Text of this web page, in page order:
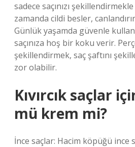
sadece saçınızı
zamanda cildi besler,
Günlük yaşamda güvenle
saçınıza hoş bir koku verir.
şekillendirmek, saç şaftını
zor olabilir.
Kıvırcık saçlar
mü krem mi?
İnce saçlar: Hacim köpüğü ince